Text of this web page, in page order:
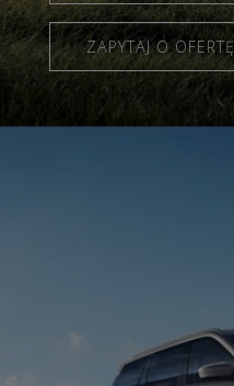
ZAPYTAJ O OFERTĘ